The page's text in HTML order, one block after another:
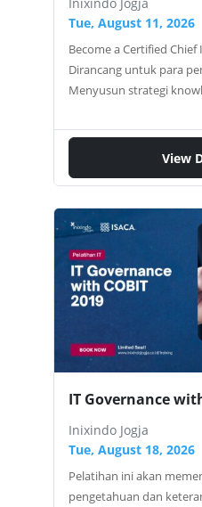
Inixindo Jogja
Tue, August 11, 2026
Become a Certified
Dirancang untuk para
Menyusun strategi
Mengembangkan
Merancang dan
Mengelola proyek dan
Terarah, dan Siap
3 hari yang akan
seorang CIO modern,
strategis yang mampu
bisnis dan teknologi.
yang berperan sebagai:
strategis IT Manager
direksi CEO atau
menyusun roadmap
View
IT Governance
Inixindo Jogja
Tue, August 18, 2026
Pelatihan ini akan
pengetahuan dan